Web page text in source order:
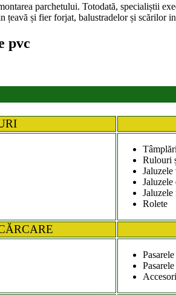
parchetului. Totodată, specialiștii
și fier forjat, balustradelor și scărilor
pvc
Rulouri
Jaluzele
Rolete